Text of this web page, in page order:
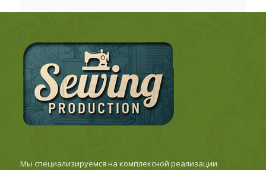
Мы специализируемся на комплексной реализации